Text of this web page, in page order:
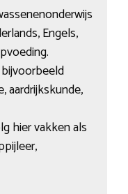
Engels,
aardrijkskunde,
hier vakken als